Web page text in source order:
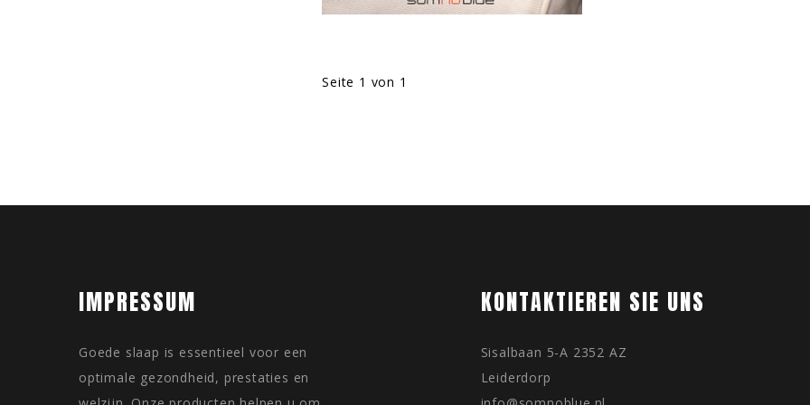
Seite 1 von 1
IMPRESSUM
Goede slaap is essentieel voor een
optimale gezondheid, prestaties en
KONTAKTIEREN SIE UNS
Sisalbaan 5-A 2352 AZ
Leiderdorp